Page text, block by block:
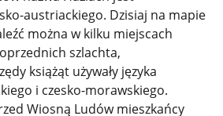
austriackiego. Dzisiaj na mapie
można w kilku miejscach
szlachta,
książąt używały języka
i czesko-morawskiego.
Wiosną Ludów mieszkańcy